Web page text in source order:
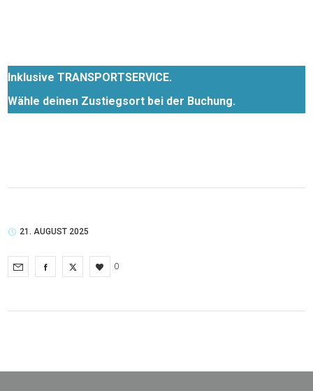
Inklusive TRANSPORTSERVICE.
Wähle deinen Zustiegsort bei der Buchung.
21. AUGUST 2025
0